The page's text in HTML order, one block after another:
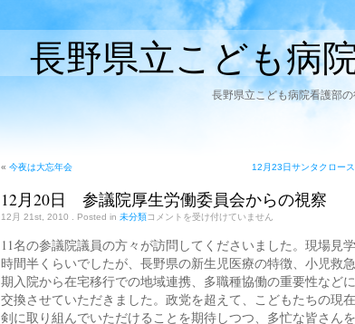
長野県立こども病
長野県立こども病院看護部
« 今夜は大忘年会 12月23日サンタクロー
12月20日 参議院厚生労働委員会からの視察
12月 21st, 2010 . Posted in 未分類12
20
日
参
議
院
厚
生
コメントを受け付けていません
11名の参議院議員の方々が訪問してくださいました。現場見
時間半くらいでしたが、長野県の新生児医療の特徴、小児救
期入院から在宅移行での地域連携、多職種協働の重要性など
交換させていただきました。政党を超えて、こどもたちの現
剣に取り組んでいただけることを期待しつつ、多忙な皆さん